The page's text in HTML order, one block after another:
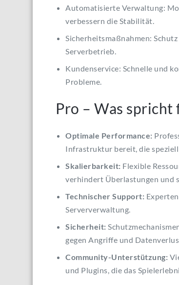
Automatisierte Verwaltung:
verbessern die Stabilität.
Sicherheitsmaßnahmen:
Serverbetrieb.
Kundenservice: Schnelle und
Probleme.
Pro – Was
Optimale Performance:
Infrastruktur bereit, die
Skalierbarkeit: Flexible
verhindert Überlastungen und
Technischer Support:
Serververwaltung.
Sicherheit:
gegen Angriffe und
Community-Unterstützung:
und Plugins, die das